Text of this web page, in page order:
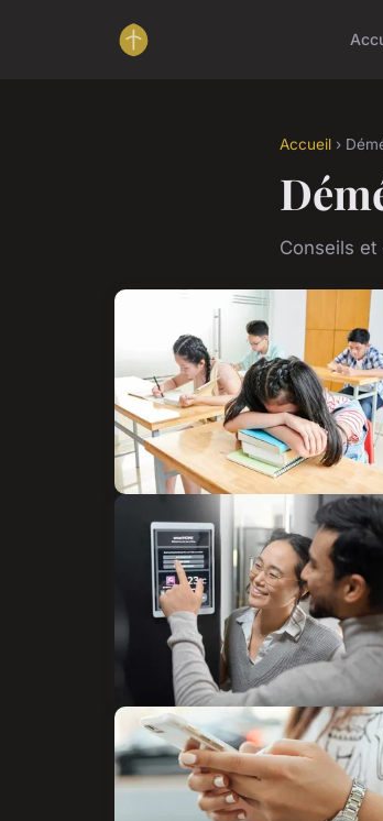
Accueil ›
Conseils et